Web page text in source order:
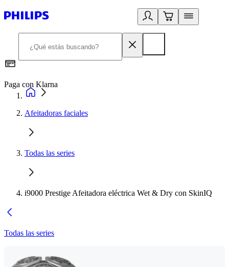
Paga con Klarna
Afeitadoras faciales
Todas las series
i9000 Prestige Afeitadora eléctrica Wet & Dry con SkinIQ
Todas las series